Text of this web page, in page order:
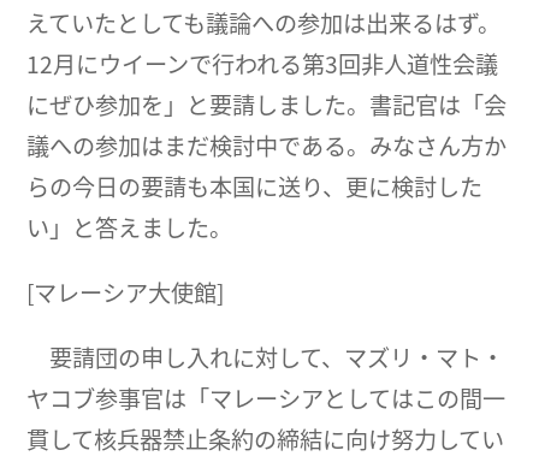
えていたとしても議論への参加は出来るはず。
12月にウイーンで行われる第3回非人道性会議
にぜひ参加を」と要請しました。書記官は「会
議への参加はまだ検討中である。みなさん方か
らの今日の要請も本国に送り、更に検討した
い」と答えました。
[マレーシア大使館]
要請団の申し入れに対して、マズリ・マト・
ヤコブ参事官は「マレーシアとしてはこの間一
貫して核兵器禁止条約の締結に向け努力してい